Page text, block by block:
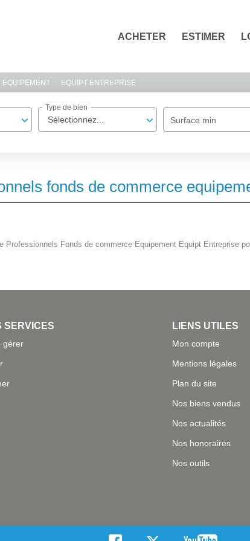
ACHETER ESTIMER
EQUIPEMENT EQUIPT ENTREPRISE
Sélectionnez...
Type de bien
Surface min
fonds de commerce
Professionnels Fonds de commerce Equipement Equipt Entreprise
SERVICES
gérer
LIENS UTILES
Mon compte
Mentions légales
Plan du site
Nos biens vendus
Nos actualités
Nos honoraires
Nos outils